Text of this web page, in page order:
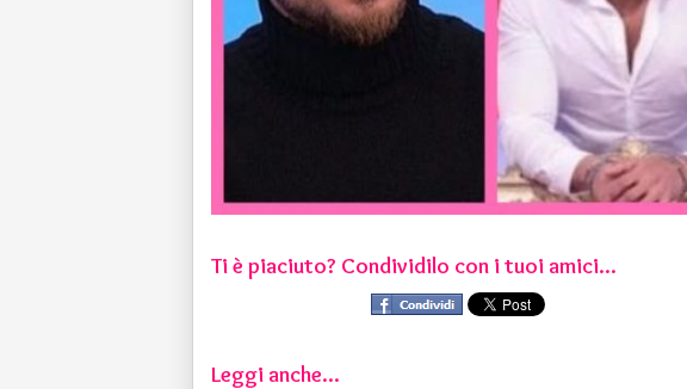
Ti è piaciuto? Condividilo con i tuoi amici...
Leggi anche...